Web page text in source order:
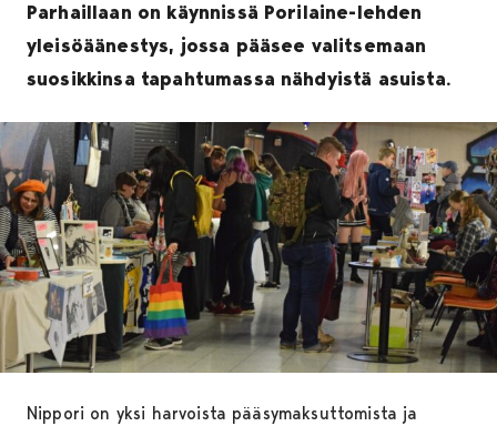
Parhaillaan on käynnissä Porilaine-lehden
yleisöäänestys, jossa pääsee valitsemaan
suosikkinsa tapahtumassa nähdyistä asuista.
Nippori on yksi harvoista pääsymaksuttomista ja